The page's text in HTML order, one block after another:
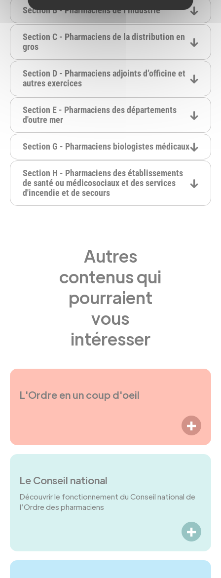
Section B - Pharmaciens de l’industrie
Section C - Pharmaciens de la distribution en
gros
Section D - Pharmaciens adjoints d’officine et
autres exercices
Section E - Pharmaciens des départements
d'outre mer
Section G - Pharmaciens biologistes médicaux
Section H - Pharmaciens des établissements
de santé ou médicosociaux et des services
d'incendie et de secours
Autres
contenus qui
pourraient
vous
intéresser
L'Ordre en un coup d'oeil
LIRE
Le Conseil national
Découvrir le fonctionnement du Conseil national de
l’Ordre des pharmaciens
LIRE